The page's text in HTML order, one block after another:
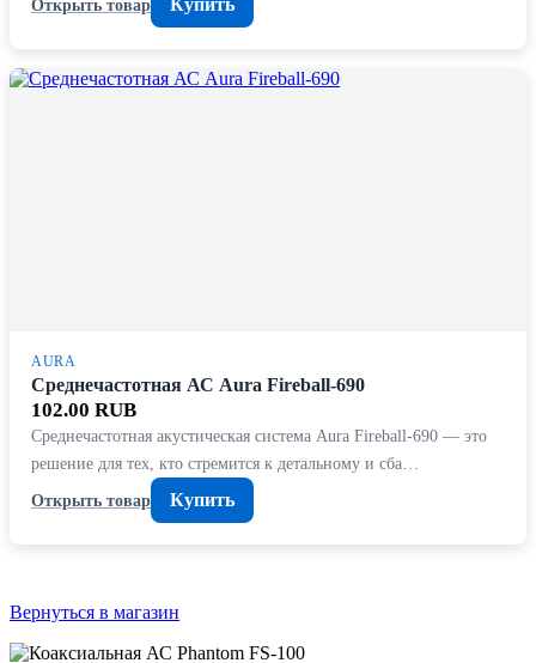
Открыть товар
Купить
AURA
Среднечастотная АС Aura Fireball-690
102.00 RUB
Среднечастотная акустическая система Aura Fireball-690 — это
решение для тех, кто стремится к детальному и сба…
Открыть товар
Купить
Вернуться в магазин